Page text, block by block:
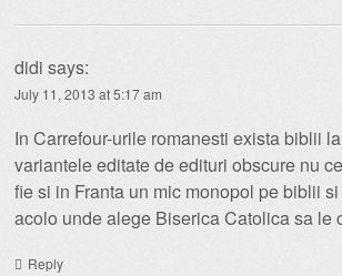
didi says:
July 11, 2013 at 5:17 am
In Carrefour-urile romanesti exista biblii
variantele editate de edituri obscure nu
fie si in Franta un mic monopol pe biblii
acolo unde alege Biserica Catolica sa le
Reply